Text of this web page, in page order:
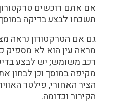
אם אתם רוכשים
תשכחו לבצע בדיקה
גם אם הטרקטורון נראה
מראה עין הוא לא מספיק
רכב משומש; יש לבצע
מקיפה במוסך וכן לבחון
הציר האחורי, פילטר
הקירור וכדומה.